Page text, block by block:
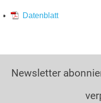
Datenblatt
Newsletter